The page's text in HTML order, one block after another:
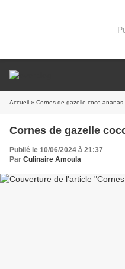
Accueil » Cornes de gazelle coco ananas
Cornes de gazelle
Publié le 10/06/2024 à 21:37
Par Culinaire Amoula